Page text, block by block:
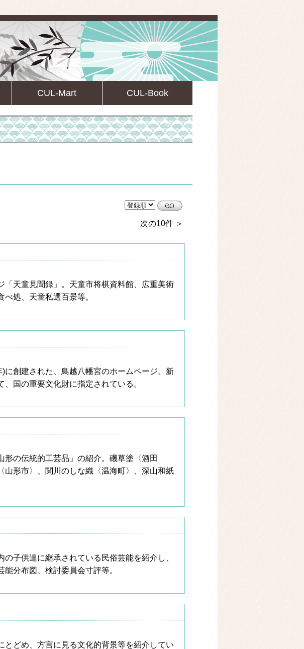
CUL-Mart CUL-Book
次の10件 ＞
天童見聞録」。天童市将棋資料館、広重美術
処、天童私選百景等。
創建された、鳥越八幡宮のホームページ。新
国の重要文化財に指定されている。
の伝統的工芸品」の紹介。磯草塗〈酒田
形市〉、関川のしな織〈温海町〉、深山和紙
子供達に継承されている民俗芸能を紹介し、
分布図、検討委員会寸評等。
どめ、方言に見る文化的背景等を紹介してい